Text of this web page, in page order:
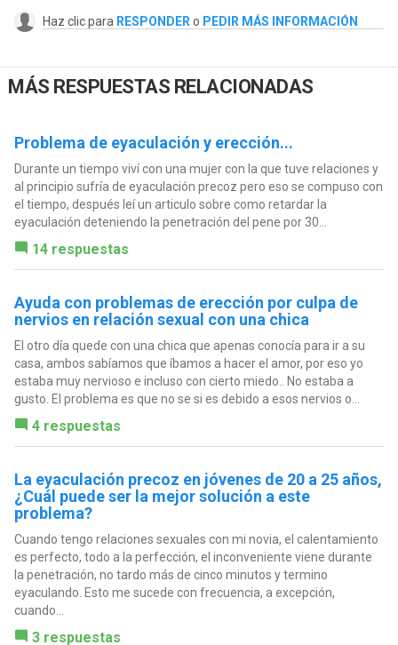
Haz clic para RESPONDER o PEDIR MÁS INFORMACIÓN
MÁS RESPUESTAS RELACIONADAS
Problema de eyaculación y erección...
Durante un tiempo viví con una mujer con la que tuve relaciones y
al principio sufría de eyaculación precoz pero eso se compuso con
el tiempo, después leí un articulo sobre como retardar la
eyaculación deteniendo la penetración del pene por 30...
14 respuestas
Ayuda con problemas de erección por culpa de
nervios en relación sexual con una chica
El otro día quede con una chica que apenas conocía para ir a su
casa, ambos sabíamos que íbamos a hacer el amor, por eso yo
estaba muy nervioso e incluso con cierto miedo.. No estaba a
gusto. El problema es que no se si es debido a esos nervios o...
4 respuestas
La eyaculación precoz en jóvenes de 20 a 25 años,
¿Cuál puede ser la mejor solución a este
problema?
Cuando tengo relaciones sexuales con mi novia, el calentamiento
es perfecto, todo a la perfección, el inconveniente viene durante
la penetración, no tardo más de cinco minutos y termino
eyaculando. Esto me sucede con frecuencia, a excepción,
cuando...
3 respuestas